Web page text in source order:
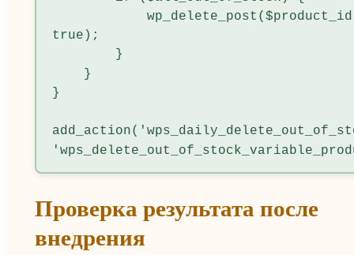
            wp_delete_post($product_id,
true);
}
Проверка результата после
внедрения